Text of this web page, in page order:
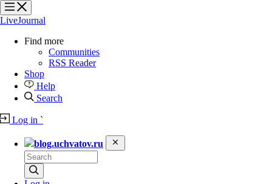
?
?
?
?
LiveJournal
Find more
Communities
RSS Reader
Shop
Help
Search
Log in `
blog.uchvatov.ru